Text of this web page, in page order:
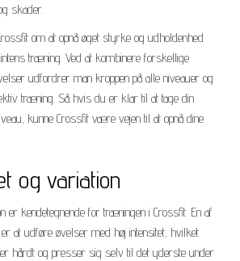
skader.
om at opnå øget styrke og udholdenhed
træning. Ved at kombinere forskellige
udfordrer man kroppen på alle niveauer og
træning. Så hvis du er klar til at tage din
kunne Crossfit være vejen til at opnå dine
og variation
er kendetegnende for træningen i Crossfit. En af
at udføre øvelser med høj intensitet, hvilket
hårdt og presser sig selv til det yderste under